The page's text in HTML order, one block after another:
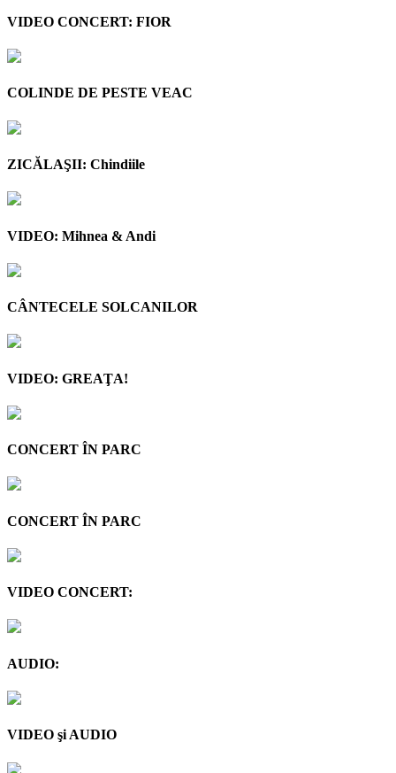
VIDEO CONCERT: FIOR
COLINDE DE PESTE VEAC
ZICĂLAŞII: Chindiile
VIDEO: Mihnea & Andi
CÂNTECELE SOLCANILOR
VIDEO: GREAŢA!
CONCERT ÎN PARC
CONCERT ÎN PARC
VIDEO CONCERT:
AUDIO:
VIDEO şi AUDIO